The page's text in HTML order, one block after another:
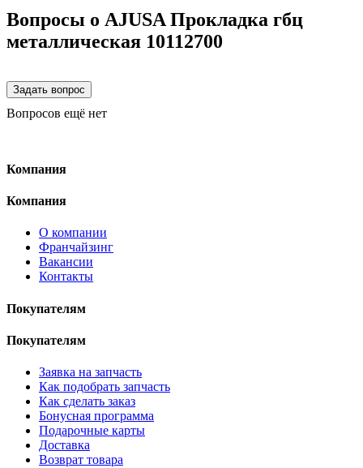
Вопросы о AJUSA Прокладка гбц
металлическая 10112700
Вопросов ещё нет
Компания
Компания
О компании
Франчайзинг
Вакансии
Контакты
Покупателям
Покупателям
Заявка на запчасть
Как подобрать запчасть
Как сделать заказ
Бонусная программа
Подарочные карты
Доставка
Возврат товара